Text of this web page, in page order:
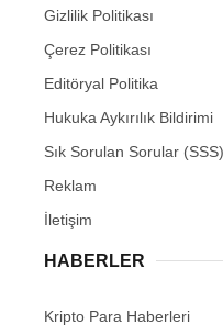
Gizlilik Politikası
Çerez Politikası
Editöryal Politika
Hukuka Aykırılık Bildirimi
Sık Sorulan Sorular (SSS)
Reklam
İletişim
HABERLER
Kripto Para Haberleri